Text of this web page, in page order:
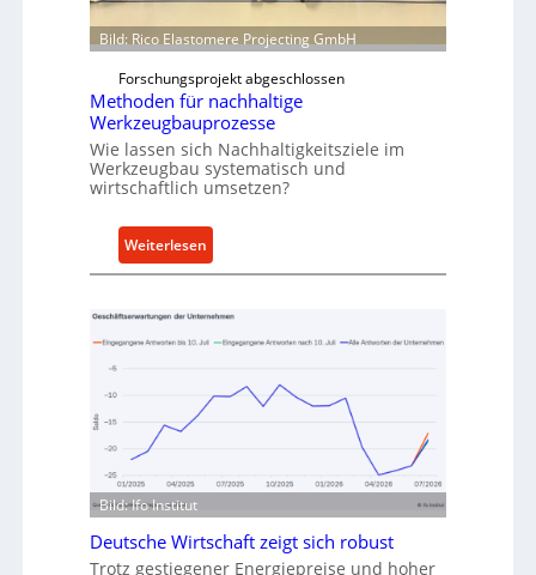
i
e
r
w
ü
h
r
t
A
k
a
f
v
I
u
s
t
r
Bild: Rico Elastomere Projecting GmbH
Forschungsprojekt abgeschlossen
Methoden für nachhaltige
Werkzeugbauprozesse
Wie lassen sich Nachhaltigkeitsziele im
Werkzeugbau systematisch und
wirtschaftlich umsetzen?
Weiterlesen:
M
t
h
d
ü
r
n
a
Bild: Ifo Institut
Deutsche Wirtschaft zeigt sich robust
Trotz gestiegener Energiepreise und hoher